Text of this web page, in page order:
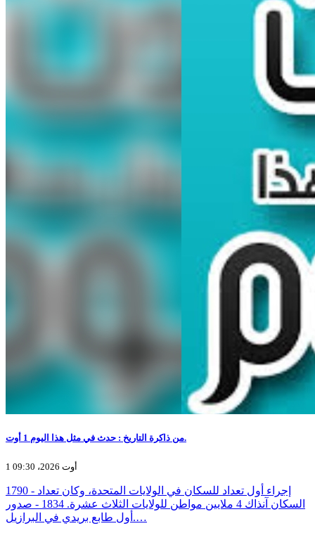
من ذاكرة التاريخ : حدث في مثل هذا اليوم 1 أوت.
1 أوت 2026، 09:30
1790 - إجراء أول تعداد للسكان في الولايات المتحدة، وكان تعداد
السكان آنذاك 4 ملايين مواطن للولايات الثلاث عشرة. 1834 - صدور
أول طابع بريدي في البرازيل.…